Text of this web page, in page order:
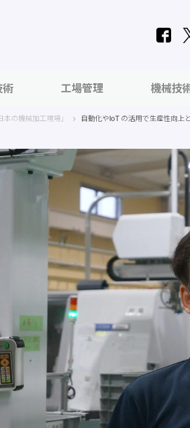
術 工場管理 機械技
の機械加工現場」 自動化やIoT の活用で生産性向上